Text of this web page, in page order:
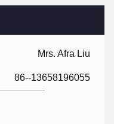
Mrs. Afra Liu
86--13658196055